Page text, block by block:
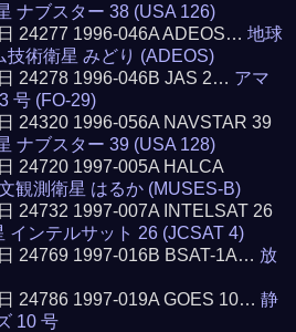
ナブスター 38 (USA 126)
24277 1996-046A ADEOS…地球
技術衛星 みどり (ADEOS)
24278 1996-046B JAS 2… アマ
号 (FO-29)
24320 1996-056A NAVSTAR 39
ナブスター 39 (USA 128)
24720 1997-005A HALCA
観測衛星 はるか (MUSES-B)
24732 1997-007A INTELSAT 26
インテルサット 26 (JCSAT 4)
24769 1997-016B BSAT-1A… 放
24786 1997-019A GOES 10…静
10 号